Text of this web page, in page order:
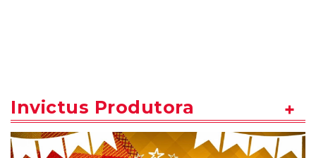
Invictus Produtora